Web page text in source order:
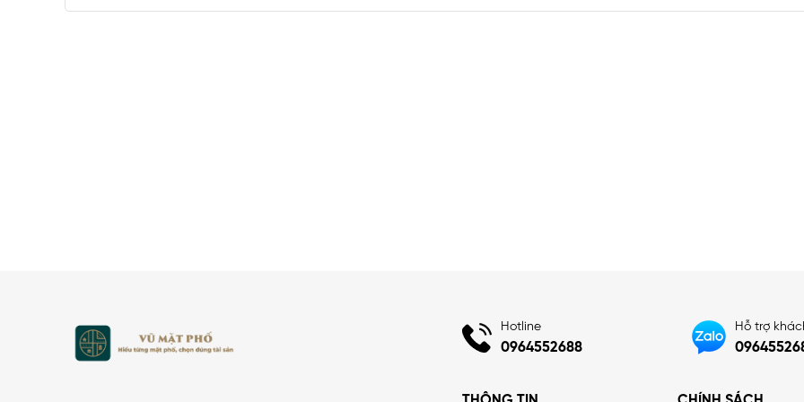
Hotline
0964552688
Hỗ trợ